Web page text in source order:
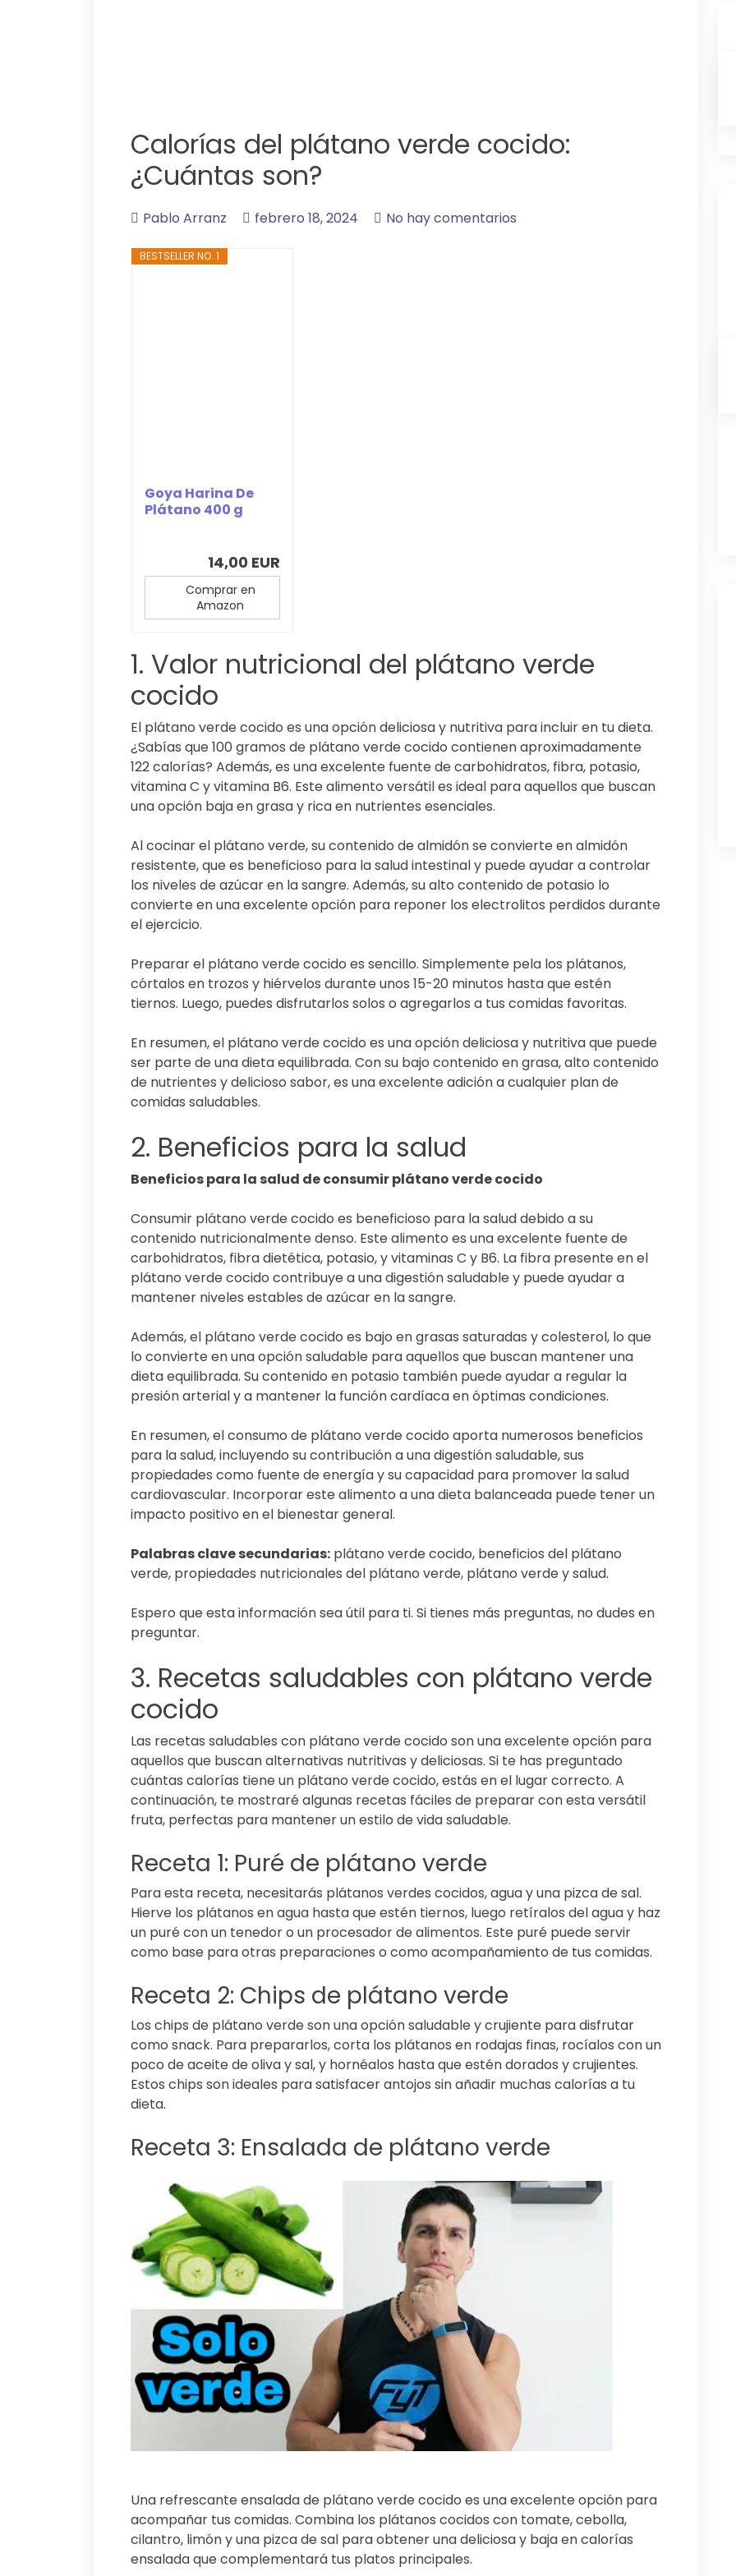
Calorías del plátano verde cocido:
¿Cuántas son?
Pablo Arranz febrero 18, 2024 No hay comentarios
BESTSELLER NO. 1
Goya Harina De
Plátano 400 g
14,00 EUR
Comprar en
Amazon
1. Valor nutricional del plátano verde
cocido
El plátano verde cocido es una opción deliciosa y nutritiva para incluir en tu dieta.
¿Sabías que 100 gramos de plátano verde cocido contienen aproximadamente
122 calorías? Además, es una excelente fuente de carbohidratos, fibra, potasio,
vitamina C y vitamina B6. Este alimento versátil es ideal para aquellos que buscan
una opción baja en grasa y rica en nutrientes esenciales.
Al cocinar el plátano verde, su contenido de almidón se convierte en almidón
resistente, que es beneficioso para la salud intestinal y puede ayudar a controlar
los niveles de azúcar en la sangre. Además, su alto contenido de potasio lo
convierte en una excelente opción para reponer los electrolitos perdidos durante
el ejercicio.
Preparar el plátano verde cocido es sencillo. Simplemente pela los plátanos,
córtalos en trozos y hiérvelos durante unos 15-20 minutos hasta que estén
tiernos. Luego, puedes disfrutarlos solos o agregarlos a tus comidas favoritas.
En resumen, el plátano verde cocido es una opción deliciosa y nutritiva que puede
ser parte de una dieta equilibrada. Con su bajo contenido en grasa, alto contenido
de nutrientes y delicioso sabor, es una excelente adición a cualquier plan de
comidas saludables.
2. Beneficios para la salud
Beneficios para la salud de consumir plátano verde cocido
Consumir plátano verde cocido es beneficioso para la salud debido a su
contenido nutricionalmente denso. Este alimento es una excelente fuente de
carbohidratos, fibra dietética, potasio, y vitaminas C y B6. La fibra presente en el
plátano verde cocido contribuye a una digestión saludable y puede ayudar a
mantener niveles estables de azúcar en la sangre.
Además, el plátano verde cocido es bajo en grasas saturadas y colesterol, lo que
lo convierte en una opción saludable para aquellos que buscan mantener una
dieta equilibrada. Su contenido en potasio también puede ayudar a regular la
presión arterial y a mantener la función cardíaca en óptimas condiciones.
En resumen, el consumo de plátano verde cocido aporta numerosos beneficios
para la salud, incluyendo su contribución a una digestión saludable, sus
propiedades como fuente de energía y su capacidad para promover la salud
cardiovascular. Incorporar este alimento a una dieta balanceada puede tener un
impacto positivo en el bienestar general.
Palabras clave secundarias: plátano verde cocido, beneficios del plátano
verde, propiedades nutricionales del plátano verde, plátano verde y salud.
Espero que esta información sea útil para ti. Si tienes más preguntas, no dudes en
preguntar.
3. Recetas saludables con plátano verde
cocido
Las recetas saludables con plátano verde cocido son una excelente opción para
aquellos que buscan alternativas nutritivas y deliciosas. Si te has preguntado
cuántas calorías tiene un plátano verde cocido, estás en el lugar correcto. A
continuación, te mostraré algunas recetas fáciles de preparar con esta versátil
fruta, perfectas para mantener un estilo de vida saludable.
Receta 1: Puré de plátano verde
Para esta receta, necesitarás plátanos verdes cocidos, agua y una pizca de sal.
Hierve los plátanos en agua hasta que estén tiernos, luego retíralos del agua y haz
un puré con un tenedor o un procesador de alimentos. Este puré puede servir
como base para otras preparaciones o como acompañamiento de tus comidas.
Receta 2: Chips de plátano verde
Los chips de plátano verde son una opción saludable y crujiente para disfrutar
como snack. Para prepararlos, corta los plátanos en rodajas finas, rocíalos con un
poco de aceite de oliva y sal, y hornéalos hasta que estén dorados y crujientes.
Estos chips son ideales para satisfacer antojos sin añadir muchas calorías a tu
dieta.
Receta 3: Ensalada de plátano verde
Una refrescante ensalada de plátano verde cocido es una excelente opción para
acompañar tus comidas. Combina los plátanos cocidos con tomate, cebolla,
cilantro, limón y una pizca de sal para obtener una deliciosa y baja en calorías
ensalada que complementará tus platos principales.